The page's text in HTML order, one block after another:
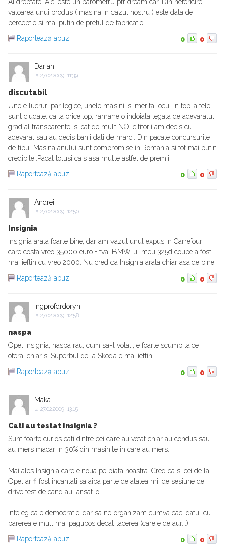
valoarea unui produs ( masina in cazul nostru ) este data de
perceptie si mai putin de pretul de fabricatie.
Raportează abuz
0 0
Darian
la 27.02.2009, 11:39
discutabil
Unele lucruri par logice, unele masini isi merita locul in top, altele
sunt ciudate. ca la orice top, ramane o indoiala legata de adevaratul
grad al transparentei si cat de mult NOI cititorii am decis cu
adevarat sau au decis banii dati de marci. Din pacate concursurile
de tipul Masina anului sunt compromise in Romania si tot mai putin
credibile..Pacat totusi ca s asa multe astfel de premii
Raportează abuz
0 0
Andrei
la 27.02.2009, 12:50
Insignia
Insignia arata foarte bine, dar am vazut unul expus in Carrefour
care costa vreo 35000 euro + tva. BMW-ul meu 325d coupe a fost
mai ieftin cu vreo 2000. Nu cred ca Insignia arata chiar asa de bine!
Raportează abuz
0 0
ingprofdrdoryn
la 27.02.2009, 12:58
naspa
Opel Insignia, naspa rau, cum sa-l votati, e foarte scump la ce
ofera, chiar si Superbul de la Skoda e mai ieftin...
Raportează abuz
0 0
Maka
la 27.02.2009, 13:15
Cati au testat Insignia ?
Sunt foarte curios cati dintre cei care au votat chiar au condus sau
au mers macar in 30% din masinile in care au mers.
Mai ales Insignia care e noua pe piata noastra. Cred ca si cei de la
Opel ar fi fost incantati sa aiba parte de atatea mii de sesiune de
drive test de cand au lansat-o.
Inteleg ca e democratie, dar sa ne organizam cumva caci datul cu
parerea e mult mai pagubos decat tacerea (care e de aur...).
Raportează abuz
0 0